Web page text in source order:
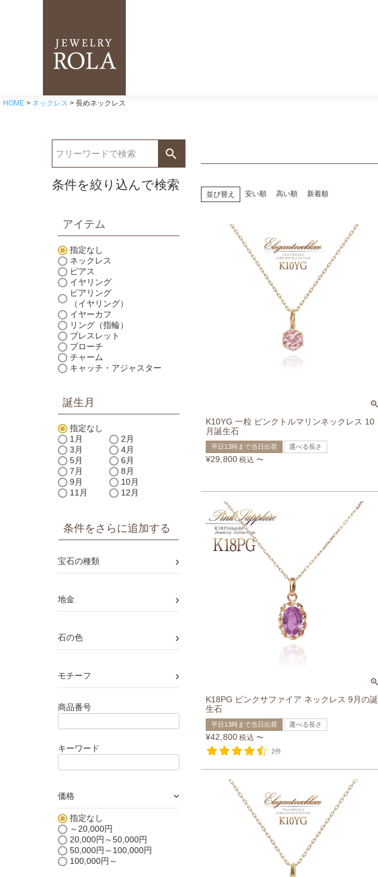
HOME ネックレス 長めネックレス
条件を絞り込んで検索
アイテム
指定なし
ネックレス
ピアス
イヤリング
ピアリング
（イヤリング）
イヤーカフ
リング（指輪）
ブレスレット
ブローチ
チャーム
キャッチ・アジャスター
誕生月
指定なし
1月
2月
3月
4月
5月
6月
7月
8月
9月
10月
11月
12月
条件をさらに追加する
宝石の種類 ›
地金 ›
石の色 ›
モチーフ ›
商品番号
キーワード
価格 ›
指定なし
～20,000円
20,000円～50,000円
50,000円～100,000円
100,000円～
並び替え 安い順 高い順 新着順
K10YG 一粒 ピンクトルマリンネックレス 10
月誕生石
平日13時まで当日出荷 選べる長さ
¥29,800 税込 〜
K18PG ピンクサファイア ネックレス 9月の誕
生石
平日13時まで当日出荷 選べる長さ
¥42,800 税込 〜
2件